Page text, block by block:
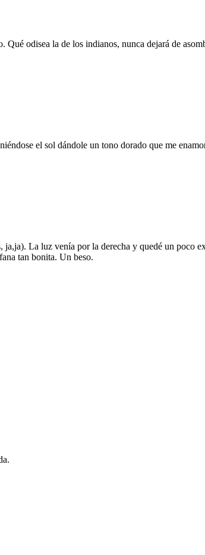
Qué odisea la de los indianos, nunca dejará de
el sol dándole un tono dorado que me
ja,ja). La luz venía por la derecha y quedé un poco
tan bonita. Un beso.